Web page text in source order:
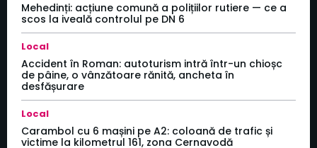
Mehedinți: acțiune comună a polițiilor rutiere — ce a
scos la iveală controlul pe DN 6
Local
Accident în Roman: autoturism intră într-un chioșc
de pâine, o vânzătoare rănită, ancheta în
desfășurare
Local
Carambol cu 6 mașini pe A2: coloană de trafic și
victime la kilometrul 161, zona Cernavodă